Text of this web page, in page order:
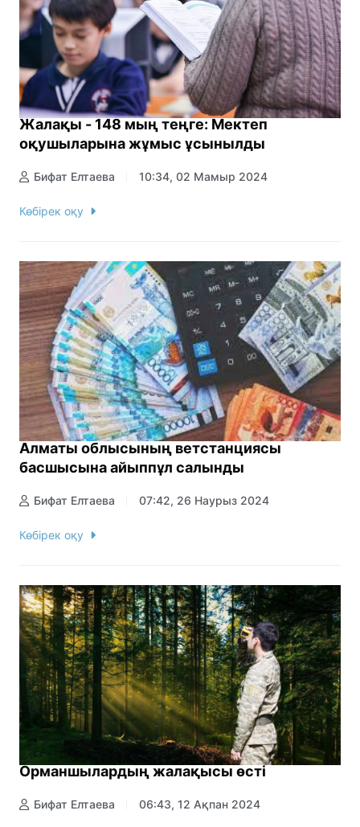
Жалақы - 148 мың теңге: Мектеп
оқушыларына жұмыс ұсынылды
Бифат Елтаева 10:34, 02 Мамыр 2024
Көбірек оқу
Алматы облысының ветстанциясы
басшысына айыппұл салынды
Бифат Елтаева 07:42, 26 Наурыз 2024
Көбірек оқу
Орманшылардың жалақысы өсті
Бифат Елтаева 06:43, 12 Ақпан 2024